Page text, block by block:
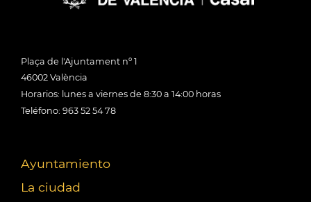
Plaça de l'Ajuntament nº 1
46002 València
Horarios: lunes a viernes de 8:30 a 14:00 horas
Teléfono: 963 52 54 78
Ayuntamiento
La ciudad